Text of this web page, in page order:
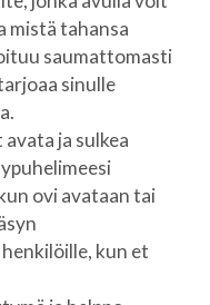
mistä tahansa
saumattomasti
sinulle
ja sulkea
ovi avataan tai
kun et